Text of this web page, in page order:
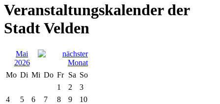
Veranstaltungskalender der
Stadt Velden
Mai
2026
Mo Di Mi Do Fr Sa So
1
2
3
4
5 6 7 8 9
10